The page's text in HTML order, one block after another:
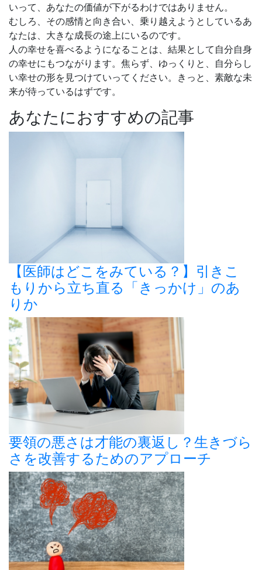
いって、あなたの価値が下がるわけではありません。
むしろ、その感情と向き合い、乗り越えようとしているあ
なたは、大きな成長の途上にいるのです。
人の幸せを喜べるようになることは、結果として自分自身
の幸せにもつながります。焦らず、ゆっくりと、自分らし
い幸せの形を見つけていってください。きっと、素敵な未
来が待っているはずです。
あなたにおすすめの記事
【医師はどこをみている？】引きこ
もりから立ち直る「きっかけ」のあ
りか
要領の悪さは才能の裏返し？生きづら
さを改善するためのアプローチ